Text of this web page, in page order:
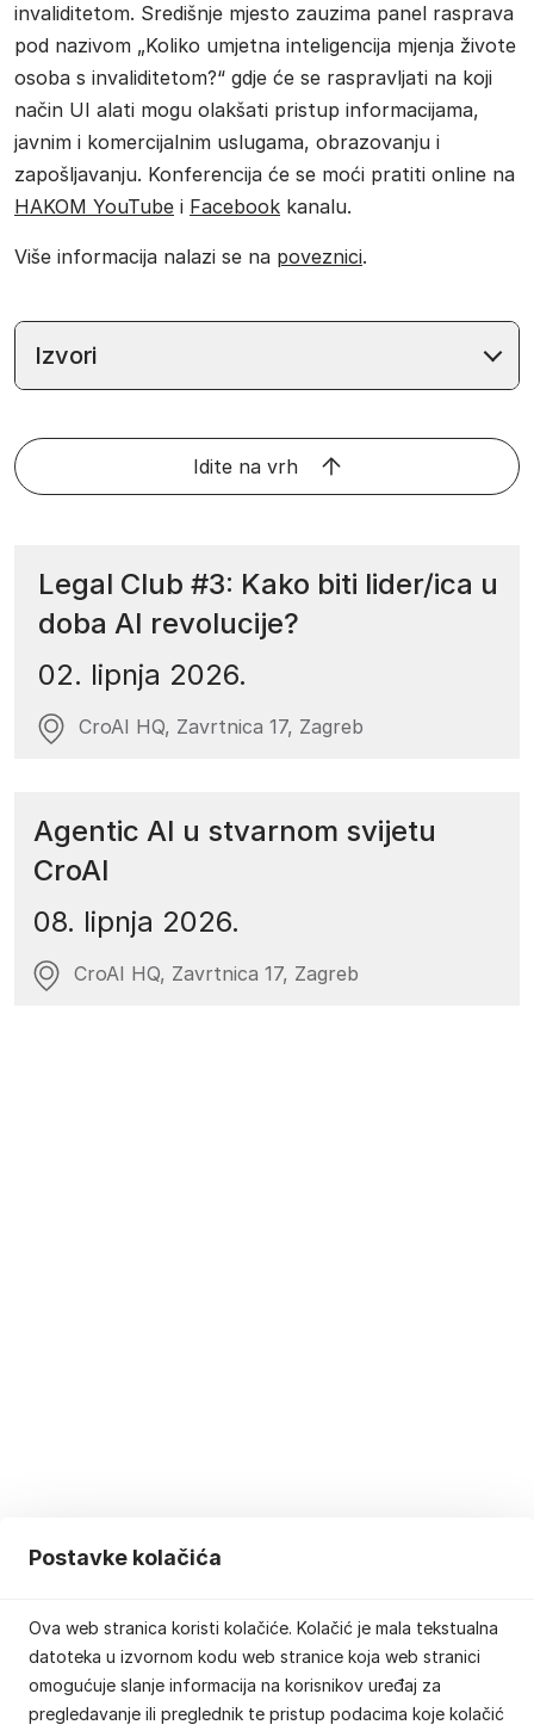
Postavke kolačića
Ova web stranica koristi kolačiće. Kolačić je mala tekstualna
datoteka u izvornom kodu web stranice koja web stranici
omogućuje slanje informacija na korisnikov uređaj za
pregledavanje ili preglednik te pristup podacima koje kolačić
invaliditetom. Središnje mjesto zauzima panel rasprava
pod nazivom „Koliko umjetna inteligencija mjenja živote
osoba s invaliditetom?“ gdje će se raspravljati na koji
način UI alati mogu olakšati pristup informacijama,
javnim i komercijalnim uslugama, obrazovanju i
zapošljavanju. Konferencija će se moći pratiti online na
HAKOM YouTube i Facebook kanalu.
Više informacija nalazi se na poveznici.
Izvori
Idite na vrh
Legal Club #3: Kako biti lider/ica u
doba AI revolucije?
02. lipnja 2026.
CroAI HQ, Zavrtnica 17, Zagreb
Agentic AI u stvarnom svijetu
CroAI
08. lipnja 2026.
CroAI HQ, Zavrtnica 17, Zagreb